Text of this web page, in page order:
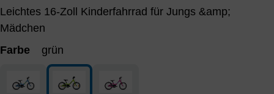
Leichtes 16-Zoll Kinderfahrrad für Jungs &amp;
Mädchen
Farbe
grün
blau grün magenta